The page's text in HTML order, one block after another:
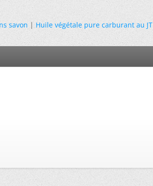
savon|Huile végétale pure carburant au JT